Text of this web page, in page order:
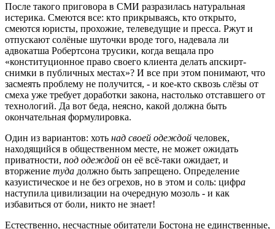
После такого приговора в СМИ разразилась натуральная
истерика. Смеются все: кто прикрываясь, кто открыто,
смеются юристы, прохожие, телеведущие и пресса. Ржут и
отпускают солёные шуточки вроде того, надевала ли
адвокатша Робертсона трусики, когда вещала про
«конституционное право своего клиента делать апскирт-
снимки в публичных местах»? И все при этом понимают, что
засмеять проблему не получится, - и кое-кто сквозь слёзы от
смеха уже требует доработки закона, настолько отставшего от
технологий. Да вот беда, неясно, какой должна быть
окончательная формулировка.
Один из вариантов: хоть над своей одеждой человек,
находящийся в общественном месте, не может ожидать
приватности, под одеждой он её всё-таки ожидает, и
вторжение туда должно быть запрещено. Определение
казуистическое и не без огрехов, но в этом и соль: цифра
наступила цивилизации на очередную мозоль - и как
избавиться от боли, никто не знает!
Естественно, несчастные обитатели Бостона не единственные,